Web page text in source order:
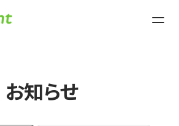
お知らせ